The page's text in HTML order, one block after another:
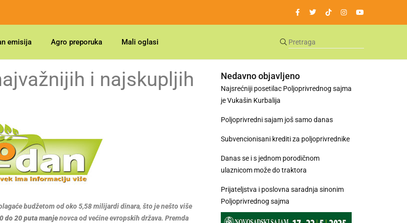
emisija Agro preporuka Mali oglasi
i najskupljih
budžetom od oko 5,58 milijardi dinara, što je nešto više
do 20 puta manjenovca od većine evropskih država. Premda
Nedavno objavljeno
Najsrećniji posetilac Poljoprivrednog sajma
je Vukašin Kurbalija
Poljoprivredni sajam još samo danas
Subvencionisani krediti za poljoprivrednike
Danas se i s jednom porodičnom
ulaznicom može do traktora
Prijateljstva i poslovna saradnja sinonim
Poljoprivrednog sajma